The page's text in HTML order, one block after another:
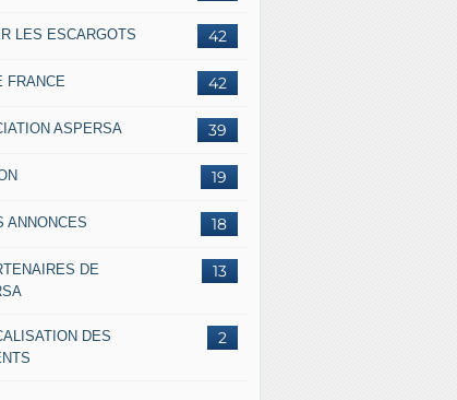
42
LES ESCARGOTS
42
FRANCE
39
ASPERSA
19
18
ANNONCES
13
DE
2
DES